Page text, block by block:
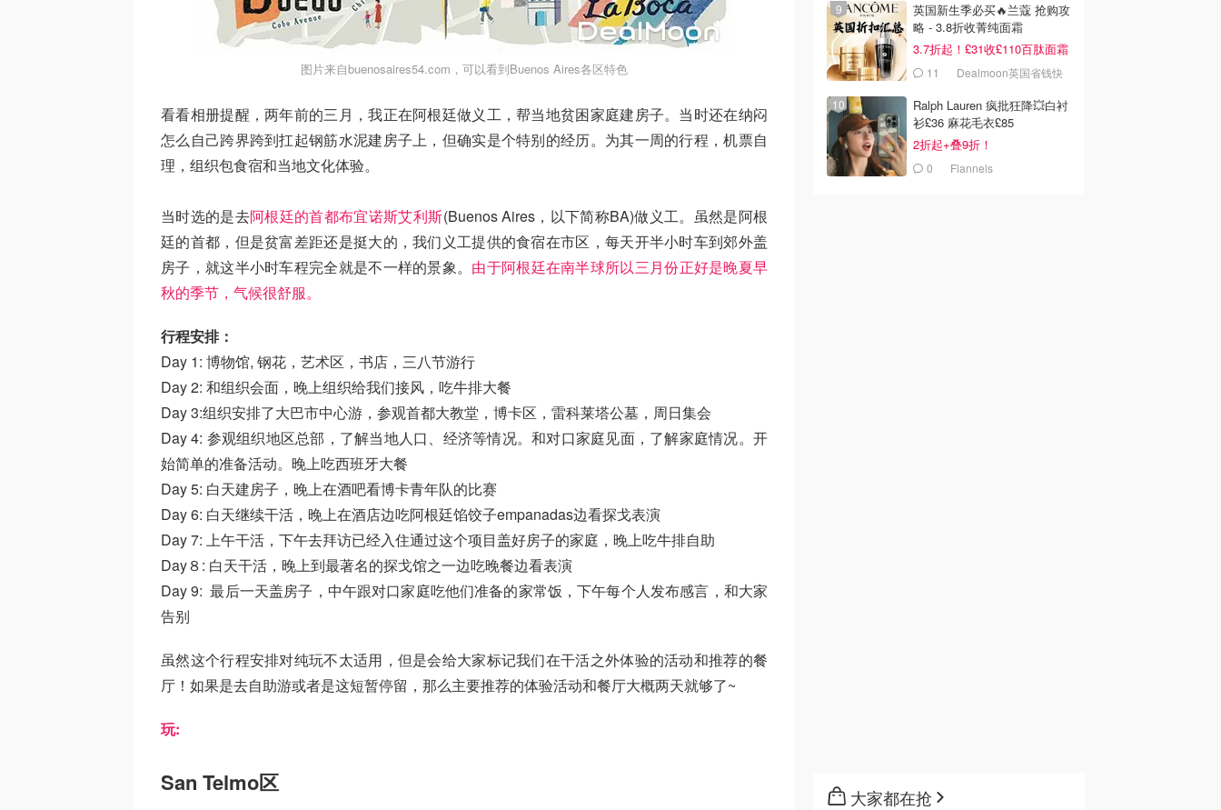
图片来自buenosaires54.com，可以看到Buenos Aires各区特色
看看相册提醒，两年前的三月，我正在阿根廷做义工，帮当地贫困家庭建房子。当时还在纳闷
怎么自己跨界跨到扛起钢筋水泥建房子上，但确实是个特别的经历。为其一周的行程，机票自
理，组织包食宿和当地文化体验。
当时选的是去阿根廷的首都布宜诺斯艾利斯(Buenos Aires，以下简称BA)做义工。虽然是阿根
廷的首都，但是贫富差距还是挺大的，我们义工提供的食宿在市区，每天开半小时车到郊外盖
房子，就这半小时车程完全就是不一样的景象。 由于阿根廷在南半球所以三月份正好是晚夏早
秋的季节，气候很舒服。
行程安排：
Day 1: 博物馆, 钢花，艺术区，书店，三八节游行
Day 2: 和组织会面，晚上组织给我们接风，吃牛排大餐
Day 3:组织安排了大巴市中心游，参观首都大教堂，博卡区，雷科莱塔公墓，周日集会
Day 4: 参观组织地区总部，了解当地人口、经济等情况。和对口家庭见面，了解家庭情况。开
始简单的准备活动。晚上吃西班牙大餐
Day 5: 白天建房子，晚上在酒吧看博卡青年队的比赛
Day 6: 白天继续干活，晚上在酒店边吃阿根廷馅饺子empanadas边看探戈表演
Day 7: 上午干活，下午去拜访已经入住通过这个项目盖好房子的家庭，晚上吃牛排自助
Day８: 白天干活，晚上到最著名的探戈馆之一边吃晚餐边看表演
Day 9: 最后一天盖房子，中午跟对口家庭吃他们准备的家常饭，下午每个人发布感言，和大家
告别
虽然这个行程安排对纯玩不太适用，但是会给大家标记我们在干活之外体验的活动和推荐的餐
厅！如果是去自助游或者是这短暂停留，那么主要推荐的体验活动和餐厅大概两天就够了~
玩:
San Telmo区
英国新生季必买🔥兰蔻 抢购攻
略 - 3.8折收菁纯面霜
3.7折起！£31收£110百肽面霜
套装
11
Dealmoon英国省钱快
Ralph Lauren 疯批狂降💥白衬
衫£36 麻花毛衣£85
2折起+叠9折！
0 Flannels
大家都在抢